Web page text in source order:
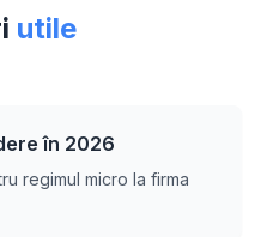
utile
în 2026
regimul micro la firma